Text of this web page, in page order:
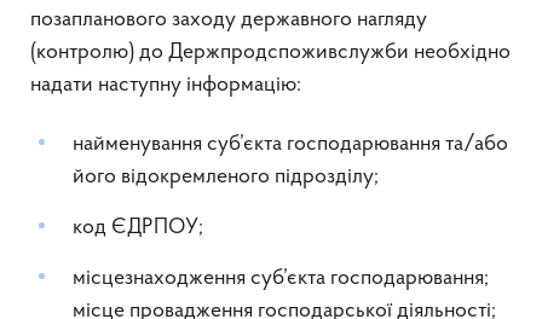
позапланового заходу державного нагляду
(контролю) до Держпродспоживслужби необхідно
надати наступну інформацію:
найменування суб’єкта господарювання та/або
його відокремленого підрозділу;
код ЄДРПОУ;
місцезнаходження суб’єкта господарювання;
місце провадження господарської діяльності;